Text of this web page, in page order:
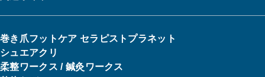
巻き爪フットケア セラピストプラネット
シュエアクリ
柔整ワークス / 鍼灸ワークス